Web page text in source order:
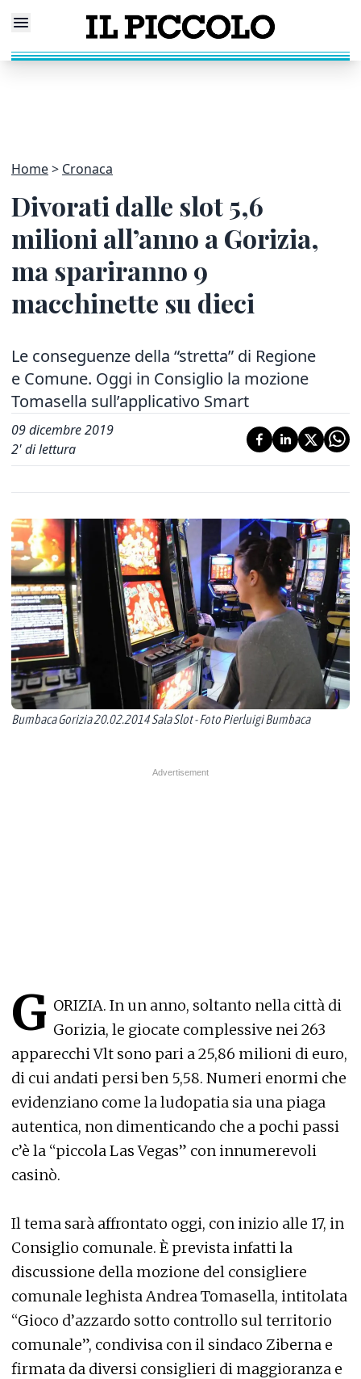
Home Cronaca
Divorati dalle slot 5,6
milioni all’anno a Gorizia,
ma spariranno 9
macchinette su dieci
Le conseguenze della “stretta” di Regione
e Comune. Oggi in Consiglio la mozione
Tomasella sull’applicativo Smart
09 dicembre 2019
2' di lettura
Bumbaca Gorizia 20.02.2014 Sala Slot - Foto Pierluigi Bumbaca
G ORIZIA. In un anno, soltanto nella città di
Gorizia, le giocate complessive nei 263
apparecchi Vlt sono pari a 25,86 milioni di euro,
di cui andati persi ben 5,58. Numeri enormi che
evidenziano come la ludopatia sia una piaga
autentica, non dimenticando che a pochi passi
c’è la “piccola Las Vegas” con innumerevoli
casinò.
Il tema sarà affrontato oggi, con inizio alle 17, in
Consiglio comunale. È prevista infatti la
discussione della mozione del consigliere
comunale leghista Andrea Tomasella, intitolata
“Gioco d’azzardo sotto controllo sul territorio
comunale”, condivisa con il sindaco Ziberna e
firmata da diversi consiglieri di maggioranza e